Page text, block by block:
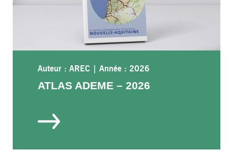
Auteur : AREC | Année : 2026
ATLAS ADEME – 2026